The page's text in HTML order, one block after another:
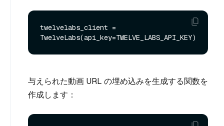
twelvelabs_client =
与えられた動画 URL の埋め込みを生成する関数を
作成します：